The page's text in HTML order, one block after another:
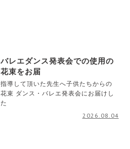
バレエダンス発表会での使用の
花束をお届
指導して頂いた先生へ子供たちからの
花束 ダンス・バレエ発表会にお届けし
た
2026.08.04